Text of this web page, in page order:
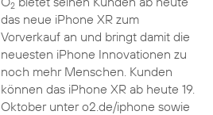
2
das neue iPhone XR zum
Vorverkauf an und bringt damit die
neuesten iPhone Innovationen zu
noch mehr Menschen. Kunden
können das iPhone XR ab heute 19.
Oktober unter o2.de/iphone sowie